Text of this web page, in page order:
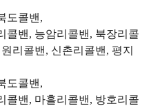
도콜밴,
콜밴, 능암리콜밴, 북장리콜
리콜밴, 신촌리콜밴, 평지
도콜밴,
콜밴, 마흘리콜밴, 방호리콜